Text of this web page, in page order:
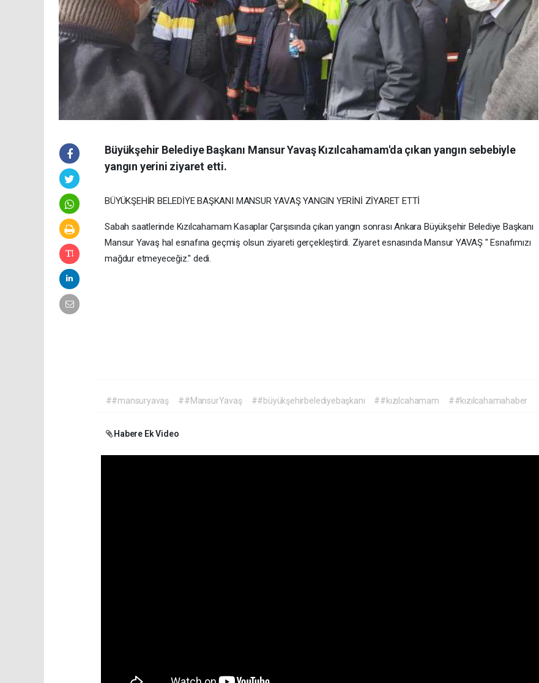
Büyükşehir Belediye Başkanı Mansur Yavaş Kızılcahamam'da çıkan yangın sebebiyle
yangın yerini ziyaret etti.
BÜYÜKŞEHİR BELEDİYE BAŞKANI MANSUR YAVAŞ YANGIN YERİNİ ZİYARET ETTİ
Sabah saatlerinde Kızılcahamam Kasaplar Çarşısında çıkan yangın sonrası Ankara Büyükşehir Belediye Başkanı
Mansur Yavaş hal esnafına geçmiş olsun ziyareti gerçekleştirdi. Ziyaret esnasında Mansur YAVAŞ " Esnafımızı
mağdur etmeyeceğiz." dedi.
##mansuryavaş ##MansurYavaş ##büyükşehirbelediyebaşkanı ##kızılcahamam ##kızılcahamahaber
Habere Ek Video